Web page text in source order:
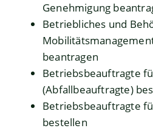
Genehmigung
Betriebliches und
beantragen
Betriebsbeauftragte
(Abfallbeauftragte)
Betriebsbeauftragte
bestellen